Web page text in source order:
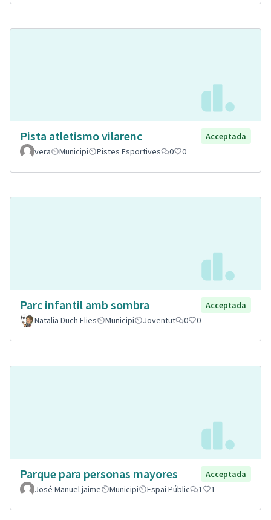
Pista atletismo vilarenc
Acceptada
vera
Municipi Pistes Esportives 0 0
Parc infantil amb sombra
Acceptada
Natalia Duch Elies
Municipi Joventut 0 0
Parque para personas mayores
Acceptada
José Manuel jaime
Municipi Espai Públic 1 1